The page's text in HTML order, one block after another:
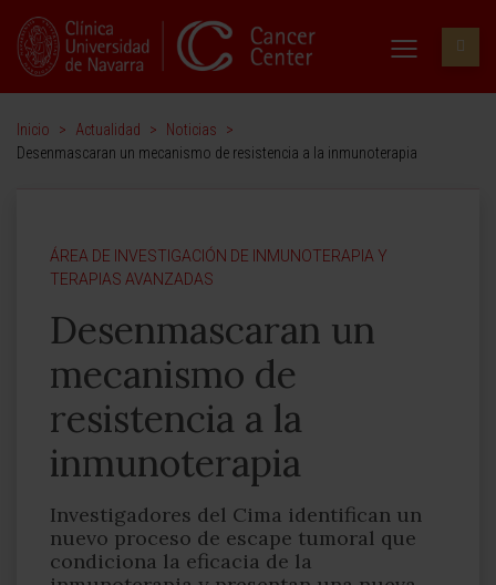
Inicio > Actualidad > Noticias
>
Desenmascaran un mecanismo de resistencia a la inmunoterapia
ÁREA DE INVESTIGACIÓN DE INMUNOTERAPIA Y
TERAPIAS AVANZADAS
Desenmascaran un
mecanismo de
resistencia a la
inmunoterapia
Investigadores del Cima identifican un
nuevo proceso de escape tumoral que
condiciona la eficacia de la